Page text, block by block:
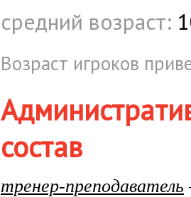
средний возраст:
Возраст игроков
состав
тренер-преподаватель